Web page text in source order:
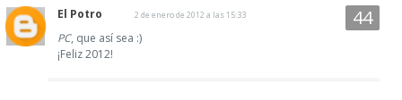
El Potro 2 de enero de 2012 a las 15:33
PC, que así sea :)
¡Feliz 2012!